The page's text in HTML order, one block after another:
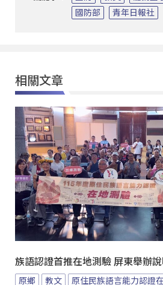
國防部
青年日報社
相關文章
族語認證首推在地測驗 屏東舉辦
原鄉 教文 原住民族語言能力認證